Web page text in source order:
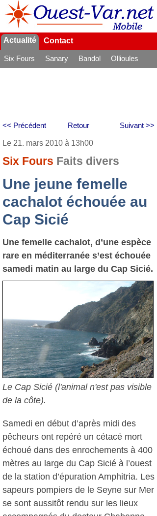
Actualité Contact
Six Fours Sanary Bandol
Ollioules
Retour
<< Précédent Suivant >>
Le 21. mars 2010 à 13h00
Six Fours Faits divers
Une jeune femelle
cachalot échouée au
Cap Sicié
Une femelle cachalot, d’une espèce
rare en méditerranée s’est échouée
samedi matin au large du Cap Sicié.
Le Cap Sicié (l'animal n'est pas visible
de la côte).
Samedi en début d’après midi des
pêcheurs ont repéré un cétacé mort
échoué dans des enrochements à 400
mètres au large du Cap Sicié à l’ouest
de la station d’épuration Amphitria. Les
sapeurs pompiers de le Seyne sur Mer
se sont aussitôt rendu sur les lieux